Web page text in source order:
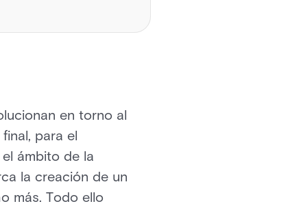
en torno al
para el
ámbito de la
la creación de un
más. Todo ello